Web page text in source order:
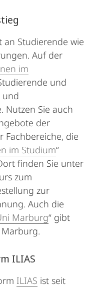
an Studierende wie
Auf der
im
und
und
Nutzen Sie auch
der
Fachbereiche, die
im Studium“
finden Sie unter
zum
zur
Auch die
Marburg“ gibt
ILIAS
ILIAS ist seit